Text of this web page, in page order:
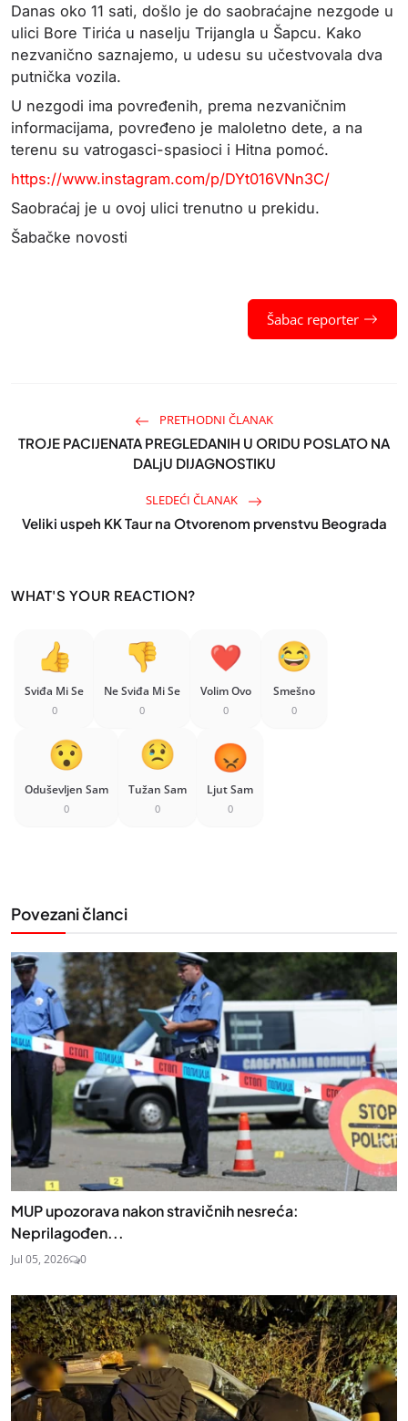
Danas oko 11 sati, došlo je do saobraćajne nezgode u
ulici Bore Tirića u naselju Trijangla u Šapcu. Kako
nezvanično saznajemo, u udesu su učestvovala dva
putnička vozila.
U nezgodi ima povređenih, prema nezvaničnim
informacijama, povređeno je maloletno dete, a na
terenu su vatrogasci-spasioci i Hitna pomoć.
https://www.instagram.com/p/DYt016VNn3C/
Saobraćaj je u ovoj ulici trenutno u prekidu.
Šabačke novosti
Šabac reporter
PRETHODNI ČLANAK
TROJE PACIJENATA PREGLEDANIH U ORIDU POSLATO NA
DALjU DIJAGNOSTIKU
SLEDEĆI ČLANAK
Veliki uspeh KK Taur na Otvorenom prvenstvu Beograda
WHAT'S YOUR REACTION?
Sviđa Mi Se
0
Ne Sviđa Mi Se
0
Volim Ovo
0
Smešno
0
Oduševljen Sam
0
Tužan Sam
0
Ljut Sam
0
Povezani članci
MUP upozorava nakon stravičnih nesreća:
Neprilagođen...
Jul 05, 2026 0